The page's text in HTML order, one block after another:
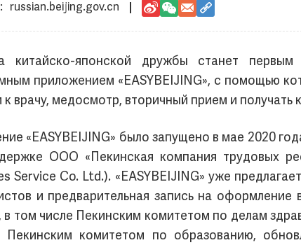
russian.beijing.gov.cn
китайско-японской дружбы станет
приложением «EASYBEIJING», с помощью
врачу, медосмотр, вторичный прием и получать
«EASYBEIJING» было запущено в мае 2020
ООО «Пекинская компания трудовых
Service Co. Ltd.). «EASYBEIJING» уже
и предварительная запись на
в том числе Пекинским комитетом по делам
комитетом по образованию,